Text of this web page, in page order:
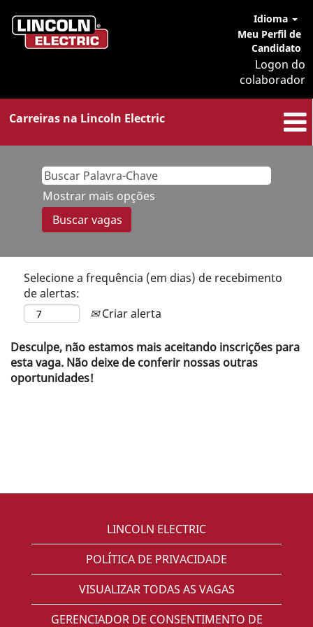
Idioma
Meu Perfil de
Candidato
Logon do
colaborador
Carreiras na Lincoln Electric
Mostrar mais opções
Selecione a frequência (em dias) de recebimento
de alertas:
Criar alerta
Desculpe, não estamos mais aceitando inscrições para
esta vaga. Não deixe de conferir nossas outras
oportunidades!
LINCOLN ELECTRIC
POLÍTICA DE PRIVACIDADE
VISUALIZAR TODAS AS VAGAS
GERENCIADOR DE CONSENTIMENTO DE